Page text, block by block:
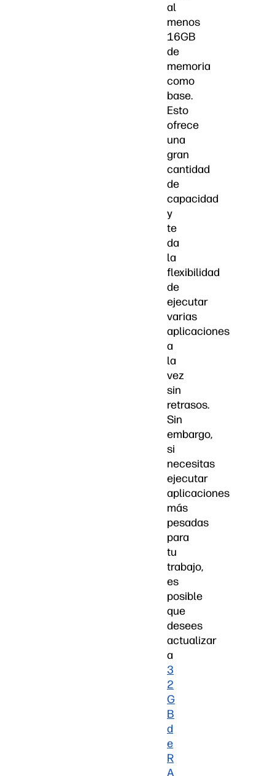
al
menos
16GB
de
memoria
como
base.
Esto
ofrece
una
gran
cantidad
de
capacidad
y
te
da
la
flexibilidad
de
ejecutar
varias
aplicaciones
a
la
vez
sin
retrasos.
Sin
embargo,
si
necesitas
ejecutar
aplicaciones
más
pesadas
para
tu
trabajo,
es
posible
que
desees
actualizar
a
3
2
G
B
d
e
R
A